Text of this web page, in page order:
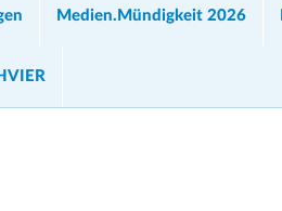
Medien.Mündigkeit 2026